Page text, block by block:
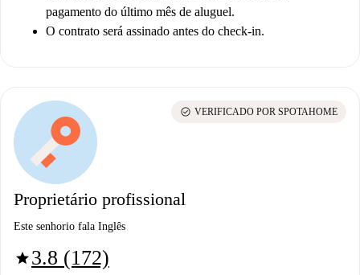
pagamento do último mês de aluguel.
O contrato será assinado antes do check-in.
Proprietário profissional
Este senhorio fala Inglês
star3.8 (172)
check_circle VERIFICADO POR SPOTAHOME